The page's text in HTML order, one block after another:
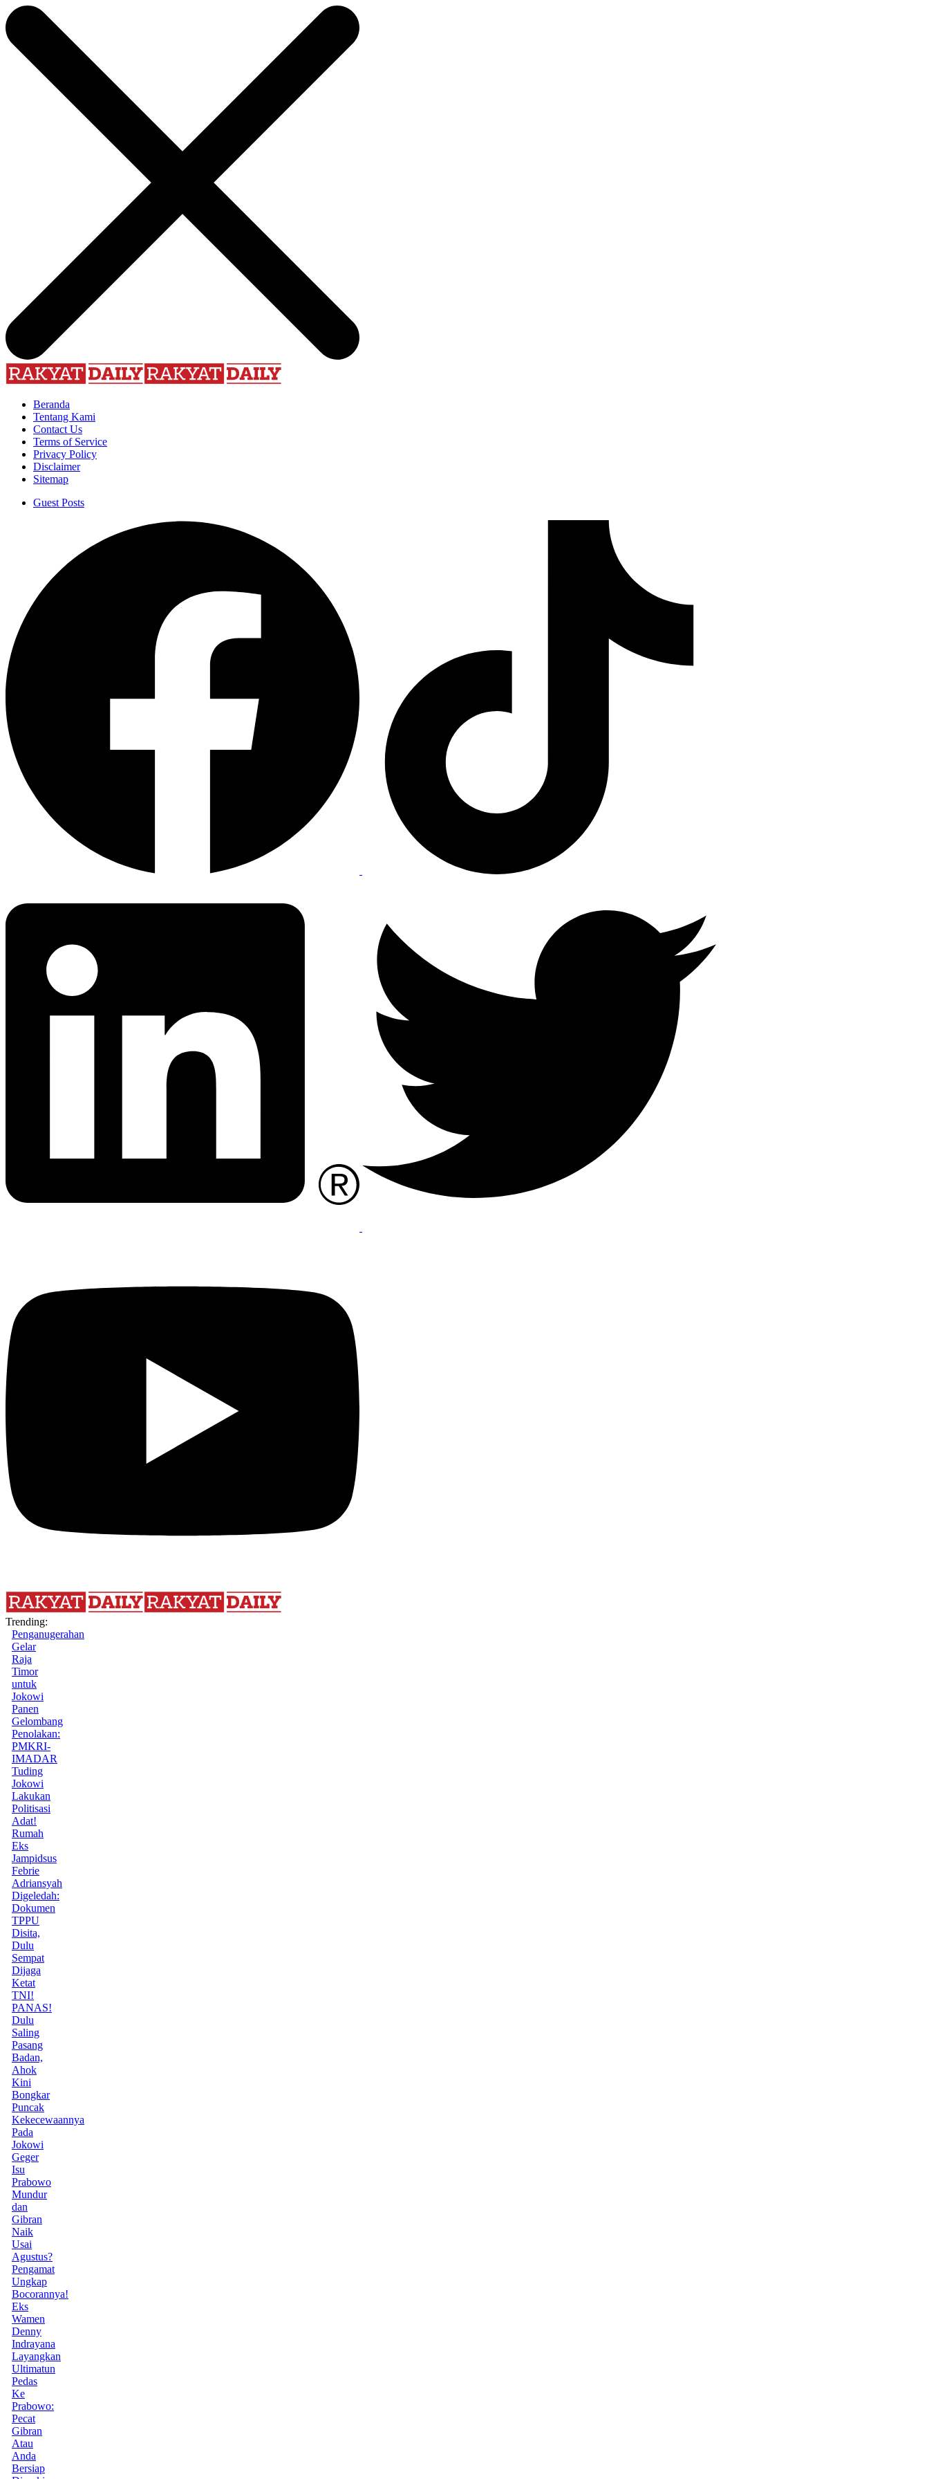
Beranda
Tentang Kami
Contact Us
Terms of Service
Privacy Policy
Disclaimer
Sitemap
Guest Posts
Trending:
Penganugerahan
Gelar
Raja
Timor
untuk
Jokowi
Panen
Gelombang
Penolakan:
PMKRI-
IMADAR
Tuding
Jokowi
Lakukan
Politisasi
Adat!
Rumah
Eks
Jampidsus
Febrie
Adriansyah
Digeledah:
Dokumen
TPPU
Disita,
Dulu
Sempat
Dijaga
Ketat
TNI!
PANAS!
Dulu
Saling
Pasang
Badan,
Ahok
Kini
Bongkar
Puncak
Kekecewaannya
Pada
Jokowi
Geger
Isu
Prabowo
Mundur
dan
Gibran
Naik
Usai
Agustus?
Pengamat
Ungkap
Bocorannya!
Eks
Wamen
Denny
Indrayana
Layangkan
Ultimatun
Pedas
Ke
Prabowo:
Pecat
Gibran
Atau
Anda
Bersiap